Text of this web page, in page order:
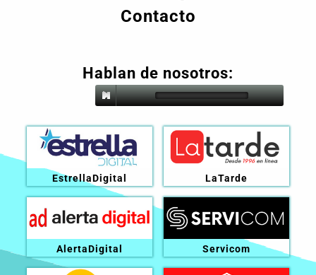
Contacto
Hablan de nosotros:
EstrellaDigital LaTarde
AlertaDigital Servicom